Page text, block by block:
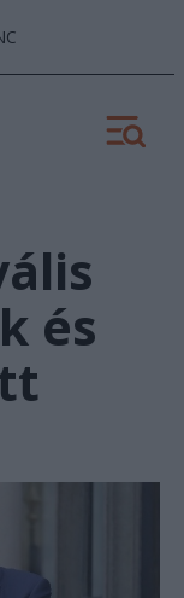
és